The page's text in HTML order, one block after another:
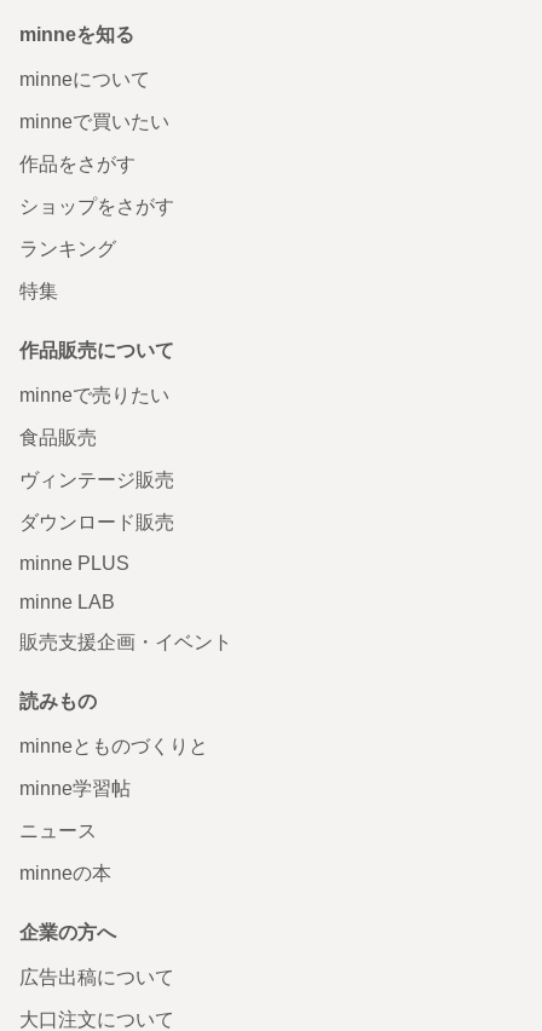
minneを知る
minneについて
minneで買いたい
作品をさがす
ショップをさがす
ランキング
特集
作品販売について
minneで売りたい
食品販売
ヴィンテージ販売
ダウンロード販売
minne PLUS
minne LAB
販売支援企画・イベント
読みもの
minneとものづくりと
minne学習帖
ニュース
minneの本
企業の方へ
広告出稿について
大口注文について